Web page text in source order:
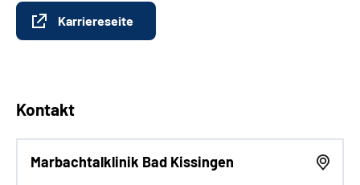
Karriereseite
Kontakt
Marbachtalklinik Bad Kissingen